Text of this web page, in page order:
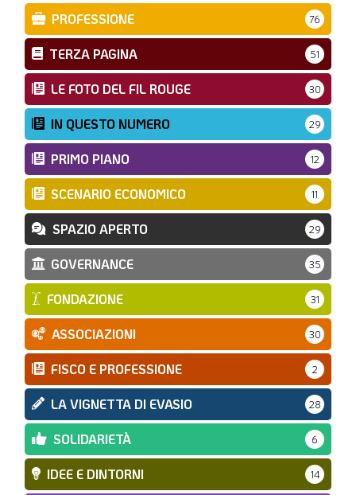
PROFESSIONE 76
TERZA PAGINA 51
LE FOTO DEL FIL ROUGE 30
IN QUESTO NUMERO 29
PRIMO PIANO 12
SCENARIO ECONOMICO 11
SPAZIO APERTO 29
GOVERNANCE 35
FONDAZIONE 31
ASSOCIAZIONI 30
FISCO E PROFESSIONE 2
LA VIGNETTA DI EVASIO 28
SOLIDARIETÀ 6
IDEE E DINTORNI 14